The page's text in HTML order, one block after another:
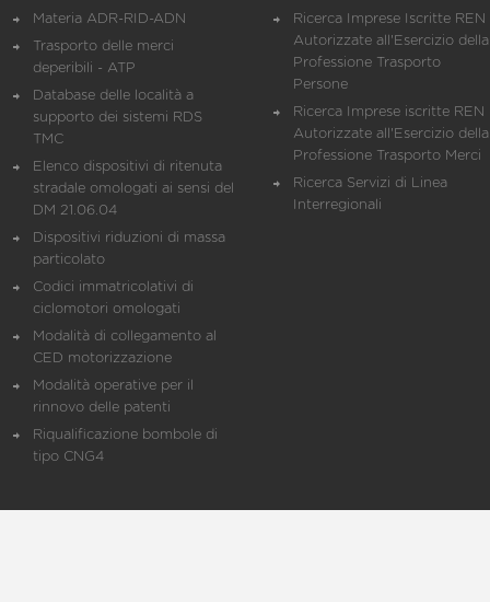
Materia ADR-RID-ADN
Trasporto delle merci
deperibili - ATP
Database delle località a
supporto dei sistemi RDS
TMC
Elenco dispositivi di ritenuta
stradale omologati ai sensi del
DM 21.06.04
Dispositivi riduzioni di massa
particolato
Codici immatricolativi di
ciclomotori omologati
Modalità di collegamento al
CED motorizzazione
Modalità operative per il
rinnovo delle patenti
Riqualificazione bombole di
tipo CNG4
Ricerca Imprese Iscritte REN
Autorizzate all'Esercizio della
Professione Trasporto
Persone
Ricerca Imprese iscritte REN
Autorizzate all'Esercizio della
Professione Trasporto Merci
Ricerca Servizi di Linea
Interregionali